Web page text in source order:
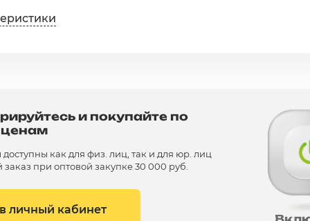
и покупайте по
как для физ. лиц, так и для юр. лиц
при оптовой закупке 30 000 руб.
личный кабинет